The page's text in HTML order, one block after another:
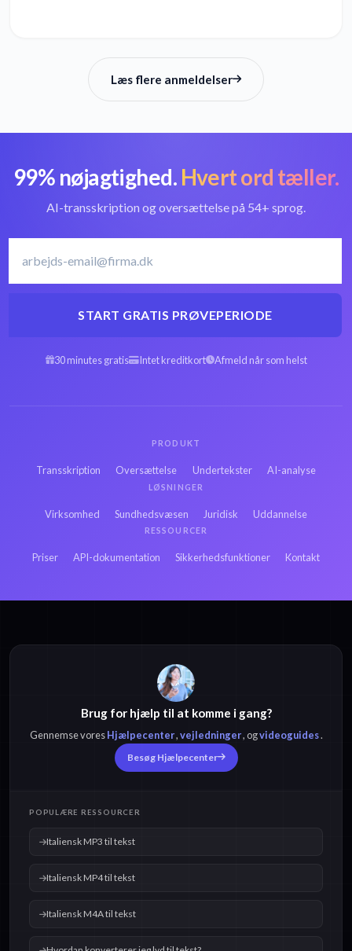
Læs flere anmeldelser
99% nøjagtighed. Hvert ord tæller.
AI-transskription og oversættelse på 54+ sprog.
START GRATIS PRØVEPERIODE
30 minutes gratis Intet kreditkort Afmeld når som helst
PRODUKT
Transskription Oversættelse Undertekster AI-analyse
LØSNINGER
Virksomhed Sundhedsvæsen Juridisk Uddannelse
RESSOURCER
Priser API-dokumentation Sikkerhedsfunktioner Kontakt
Brug for hjælp til at komme i gang?
Gennemse voresHjælpecenter,vejledninger, ogvideoguides.
Besøg Hjælpecenter
POPULÆRE RESSOURCER
Italiensk MP3 til tekst
Italiensk MP4 til tekst
Italiensk M4A til tekst